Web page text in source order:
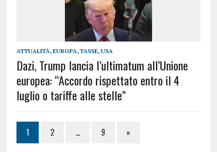
ATTUALITÀ, EUROPA, TASSE, USA
Dazi, Trump lancia l’ultimatum all’Unione
europea: “Accordo rispettato entro il 4
luglio o tariffe alle stelle”
1 2 … 9 »